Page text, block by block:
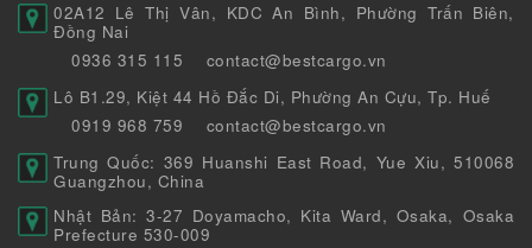
02A12 Lê Thị Vân, KDC An Bình, Phường Trấn Biên,
Đồng Nai
0936 315 115
contact@bestcargo.vn
Lô B1.29, Kiệt 44 Hồ Đắc Di, Phường An Cựu, Tp. Huế
0919 968 759
contact@bestcargo.vn
Trung Quốc: 369 Huanshi East Road, Yue Xiu, 510068
Guangzhou, China
Nhật Bản: 3-27 Doyamacho, Kita Ward, Osaka, Osaka
Prefecture 530-009